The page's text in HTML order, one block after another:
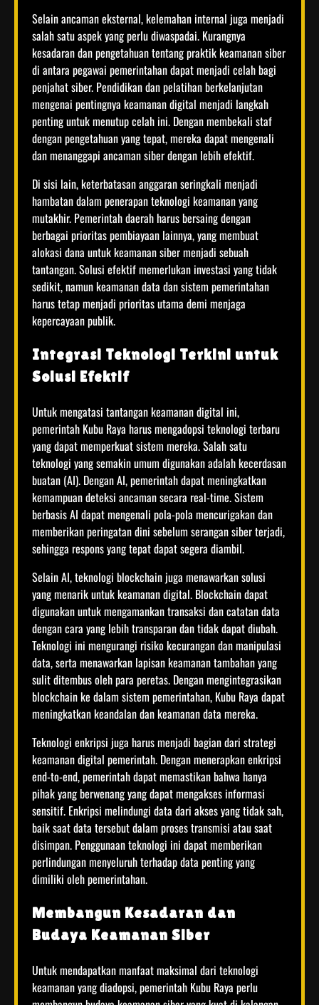
Selain ancaman eksternal, kelemahan internal juga menjadi
salah satu aspek yang perlu diwaspadai. Kurangnya
kesadaran dan pengetahuan tentang praktik keamanan siber
di antara pegawai pemerintahan dapat menjadi celah bagi
penjahat siber. Pendidikan dan pelatihan berkelanjutan
mengenai pentingnya keamanan digital menjadi langkah
penting untuk menutup celah ini. Dengan membekali staf
dengan pengetahuan yang tepat, mereka dapat mengenali
dan menanggapi ancaman siber dengan lebih efektif.
Di sisi lain, keterbatasan anggaran seringkali menjadi
hambatan dalam penerapan teknologi keamanan yang
mutakhir. Pemerintah daerah harus bersaing dengan
berbagai prioritas pembiayaan lainnya, yang membuat
alokasi dana untuk keamanan siber menjadi sebuah
tantangan. Solusi efektif memerlukan investasi yang tidak
sedikit, namun keamanan data dan sistem pemerintahan
harus tetap menjadi prioritas utama demi menjaga
kepercayaan publik.
Integrasi Teknologi Terkini untuk
Solusi Efektif
Untuk mengatasi tantangan keamanan digital ini,
pemerintah Kubu Raya harus mengadopsi teknologi terbaru
yang dapat memperkuat sistem mereka. Salah satu
teknologi yang semakin umum digunakan adalah kecerdasan
buatan (AI). Dengan AI, pemerintah dapat meningkatkan
kemampuan deteksi ancaman secara real-time. Sistem
berbasis AI dapat mengenali pola-pola mencurigakan dan
memberikan peringatan dini sebelum serangan siber terjadi,
sehingga respons yang tepat dapat segera diambil.
Selain AI, teknologi blockchain juga menawarkan solusi
yang menarik untuk keamanan digital. Blockchain dapat
digunakan untuk mengamankan transaksi dan catatan data
dengan cara yang lebih transparan dan tidak dapat diubah.
Teknologi ini mengurangi risiko kecurangan dan manipulasi
data, serta menawarkan lapisan keamanan tambahan yang
sulit ditembus oleh para peretas. Dengan mengintegrasikan
blockchain ke dalam sistem pemerintahan, Kubu Raya dapat
meningkatkan keandalan dan keamanan data mereka.
Teknologi enkripsi juga harus menjadi bagian dari strategi
keamanan digital pemerintah. Dengan menerapkan enkripsi
end-to-end, pemerintah dapat memastikan bahwa hanya
pihak yang berwenang yang dapat mengakses informasi
sensitif. Enkripsi melindungi data dari akses yang tidak sah,
baik saat data tersebut dalam proses transmisi atau saat
disimpan. Penggunaan teknologi ini dapat memberikan
perlindungan menyeluruh terhadap data penting yang
dimiliki oleh pemerintahan.
Membangun Kesadaran dan
Budaya Keamanan Siber
Untuk mendapatkan manfaat maksimal dari teknologi
keamanan yang diadopsi, pemerintah Kubu Raya perlu